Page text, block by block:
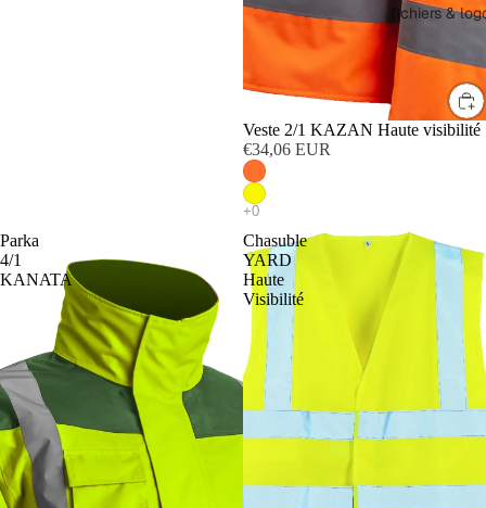
fichiers &
Veste 2/1 KAZAN Haute visibilité
€34,06 EUR
Parka
4/1
KANATA
Chasuble
YARD
Haute
Visibilité